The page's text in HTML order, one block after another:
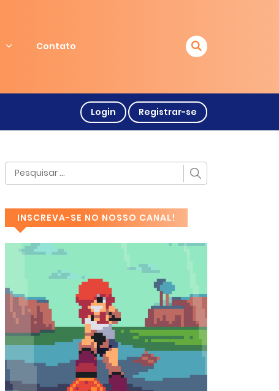
Contato
Login Registrar-se
INSCREVA-SE NO NOSSO CANAL!